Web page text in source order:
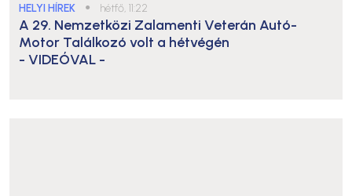
HELYI HÍREK ● hétfő, 11:22
A 29. Nemzetközi Zalamenti Veterán Autó-
Motor Találkozó volt a hétvégén
- VIDEÓVAL -